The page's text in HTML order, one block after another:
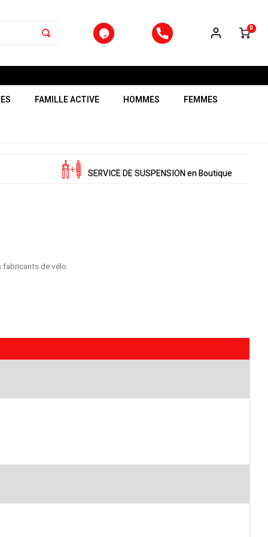
0
FAMILLE ACTIVE HOMMES FEMMES
SERVICE DE SUSPENSION en Boutique
de vélo.